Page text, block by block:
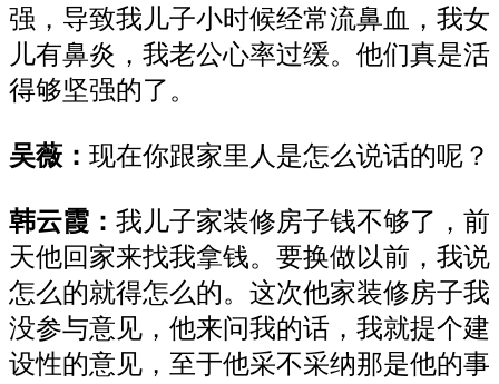
强，导致我儿子小时候经常流鼻血， 我女
儿有鼻炎，我老公心率过缓。他们真是活
得够坚强的了。
吴薇： 现在你跟家里 人是怎么说话的呢？
韩云霞 ： 我儿子家装修房子钱不够了，前
天他回家来找我拿钱。要换做以前， 我说
怎么的就得怎么的。这次他家装修房子我
没参与意见，他来问我的话，我就提个建
设性的意见，至于他采不采纳那是他的事